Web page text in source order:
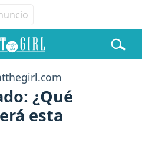
¿Qué
esta